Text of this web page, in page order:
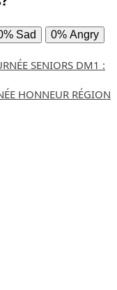
Sad 0% Angry
SENIORS DM1 :
HONNEUR RÉGION